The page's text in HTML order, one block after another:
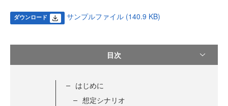
ダウンロード サンプルファイル (140.9 KB)
目次
はじめに
想定シナリオ